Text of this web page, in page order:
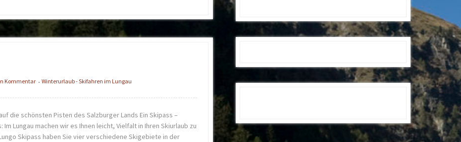
Kommentar • Winterurlaub - Skifahren im Lungau
die schönsten Pisten des Salzburger Lands Ein Skipass –
Im Lungau machen wir es Ihnen leicht, Vielfalt in Ihren Skiurlaub zu
Skipass haben Sie vier verschiedene Skigebiete in der